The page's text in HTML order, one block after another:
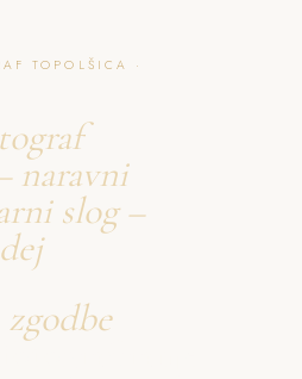
TOPOLŠICA ·
naravni
slog –
zgodbe